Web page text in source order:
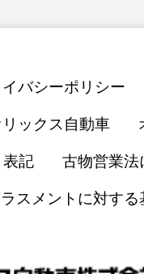
バシーポリシー
リックス自動車
記 古物営業法
スメントに対する